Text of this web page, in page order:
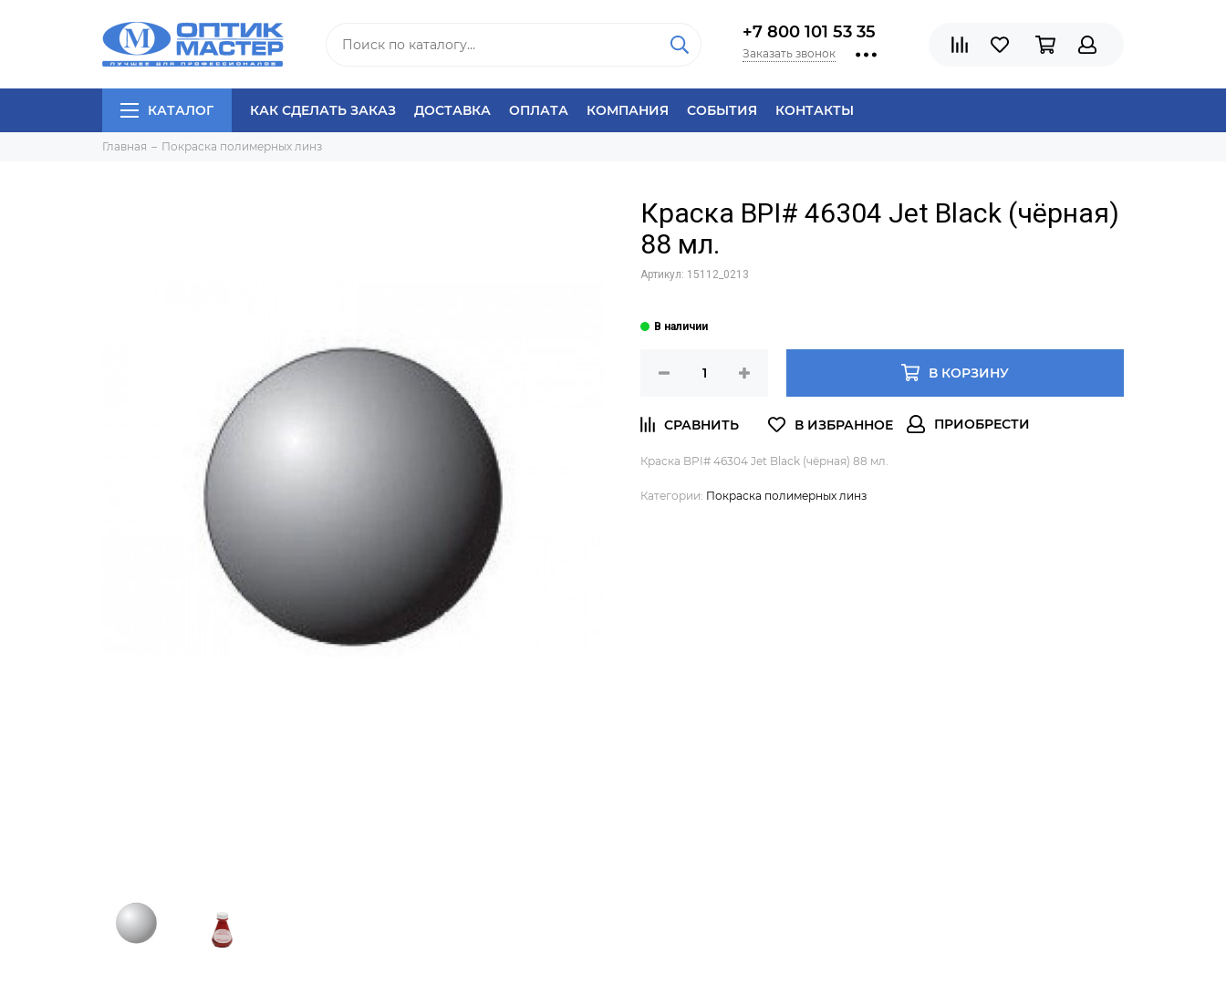
+7 800 101 53 35
Заказать звонок
КАТАЛОГ КАК СДЕЛАТЬ ЗАКАЗ ДОСТАВКА ОПЛАТА КОМПАНИЯ СОБЫТИЯ КОНТАКТЫ
Главная Покраска полимерных линз
Краска BPI# 46304 Jet Black (чёрная)
88 мл.
Артикул: 15112_0213
В КОРЗИНУ
Краска BPI# 46304 Jet Black (чёрная) 88 мл.
Категории: Покраска полимерных линз